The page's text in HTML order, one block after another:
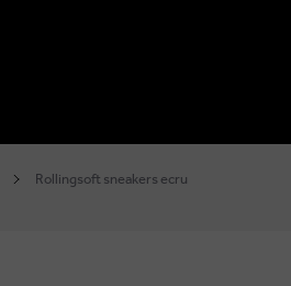
Rollingsoft sneakers ecru